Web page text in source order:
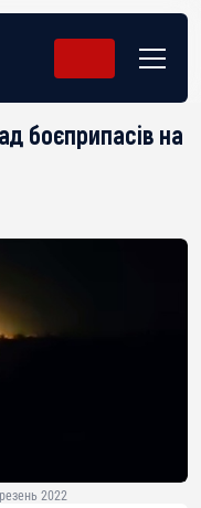
боєприпасів на
2022